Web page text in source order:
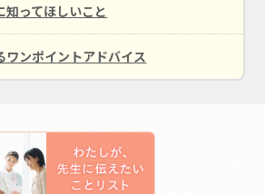
知ってほしいこと
ワンポイントアドバイス